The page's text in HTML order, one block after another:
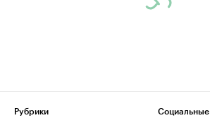
Рубрики
Социальные